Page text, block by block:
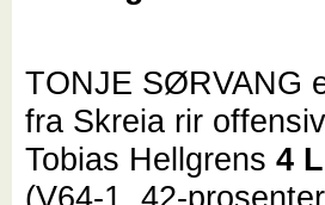
TONJE SØRVANG
fra Skreia rir
Tobias Hellgrens4
(V64-1, 42-